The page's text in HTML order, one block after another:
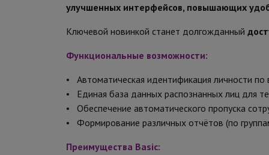
улучшенных интерфейсов, повышающих
Ключевой новинкой станет долгожданный
Функциональные возможности:
• Автоматическая идентификация личности
• Единая база данных распознанных лиц для
• Обеспечение автоматического пропуска
• Формирование различных отчётов (по
Преимущества Basic: